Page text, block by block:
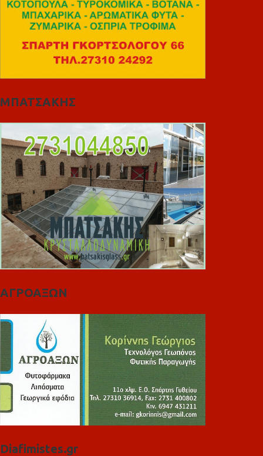
ΜΠΑΤΣΑΚΗΣ
ΑΓΡΟΑΞΩΝ
Diafimistes.gr